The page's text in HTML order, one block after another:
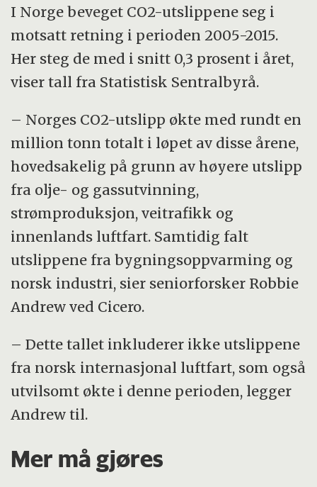
I Norge beveget CO2-utslippene seg i
motsatt retning i perioden 2005-2015.
Her steg de med i snitt 0,3 prosent i året,
viser tall fra Statistisk Sentralbyrå.
– Norges CO2-utslipp økte med rundt en
million tonn totalt i løpet av disse årene,
hovedsakelig på grunn av høyere utslipp
fra olje- og gassutvinning,
strømproduksjon, veitrafikk og
innenlands luftfart. Samtidig falt
utslippene fra bygningsoppvarming og
norsk industri, sier seniorforsker Robbie
Andrew ved Cicero.
– Dette tallet inkluderer ikke utslippene
fra norsk internasjonal luftfart, som også
utvilsomt økte i denne perioden, legger
Andrew til.
Mer må gjøres